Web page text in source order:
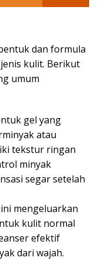
dan formula
kulit. Berikut
umum
gel yang
atau
tekstur ringan
minyak
segar setelah
mengeluarkan
kulit normal
efektif
dari wajah.